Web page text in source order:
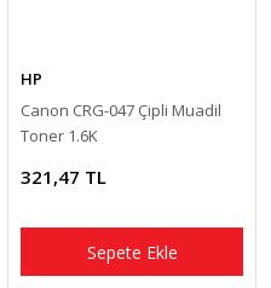
HP
Canon CRG-047 Çipli Muadil
Toner 1.6K
321,47 TL
Sepete Ekle